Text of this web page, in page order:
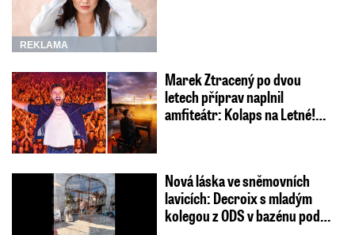
REKLAMA
Marek Ztracený po dvou
letech příprav naplnil
amfiteátr: Kolaps na Letné!…
Nová láska ve sněmovních
lavicích: Decroix s mladým
kolegou z ODS v bazénu pod…